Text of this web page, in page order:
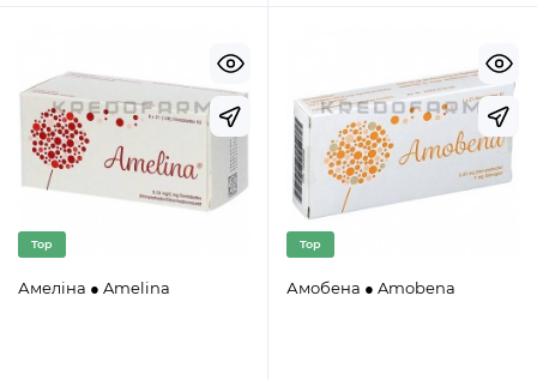
Top
Амеліна ● Amelina
Top
Амобена ● Amobena